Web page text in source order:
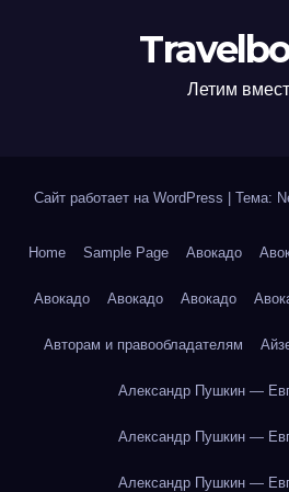
Летим
Сайт работает на WordPress Тема:
Home Sample Page Авокадо
Авокадо Авокадо Авокадо
Авторам и правообладателям
Александр Пушкин —
Александр Пушкин —
Александр Пушкин —